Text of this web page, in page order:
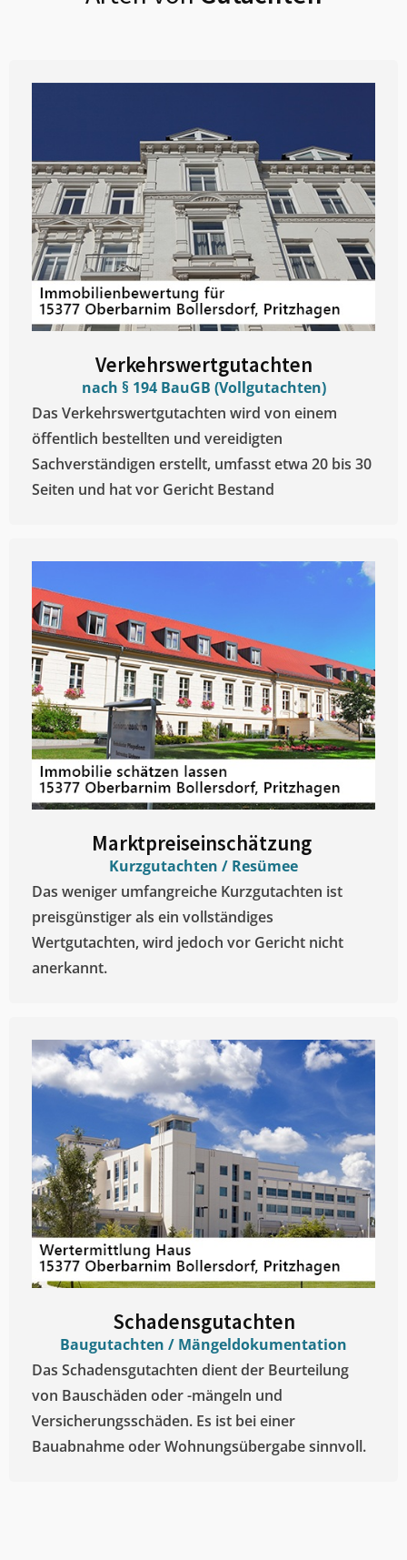
Verkehrswertgutachten
nach § 194 BauGB (Vollgutachten)
Das Verkehrswertgutachten wird von einem
öffentlich bestellten und vereidigten
Sachverständigen erstellt, umfasst etwa 20 bis 30
Seiten und hat vor Gericht Bestand
Marktpreiseinschätzung ​
Kurzgutachten / Resümee
Das weniger umfangreiche Kurzgutachten ist
preisgünstiger als ein vollständiges
Wertgutachten, wird jedoch vor Gericht nicht
anerkannt.
Schadensgutachten
Baugutachten / Mängeldokumentation
Das Schadensgutachten dient der Beurteilung
von Bauschäden oder -mängeln und
Versicherungsschäden. Es ist bei einer
Bauabnahme oder Wohnungsübergabe sinnvoll.